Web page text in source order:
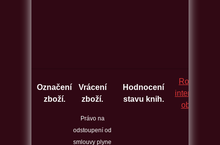
Označení
zboží.
Vrácení
zboží.
Hodnocení
stavu knih.
Rozcestník
obchodů.
Právo na
odstoupení od
smlouvy plyne